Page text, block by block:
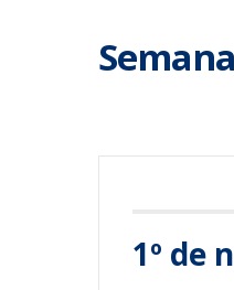
1º de